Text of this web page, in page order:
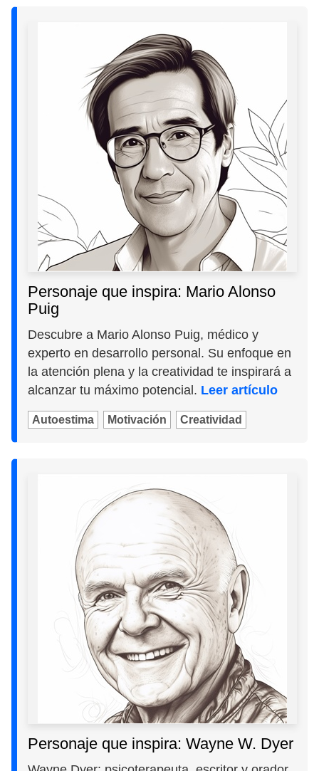
Personaje que inspira: Mario Alonso
Puig
Descubre a Mario Alonso Puig, médico y
experto en desarrollo personal. Su enfoque en
la atención plena y la creatividad te inspirará a
alcanzar tu máximo potencial. Leer artículo
Autoestima Motivación Creatividad
Personaje que inspira: Wayne W. Dyer